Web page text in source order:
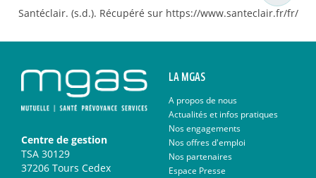
Santéclair. (s.d.). Récupéré sur https://www.santeclair.fr/fr/
Centre de gestion
TSA 30129
37206 Tours Cedex
LA MGAS
A propos de nous
Actualités et infos pratiques
Nos engagements
Nos offres d'emploi
Nos partenaires
Espace Presse